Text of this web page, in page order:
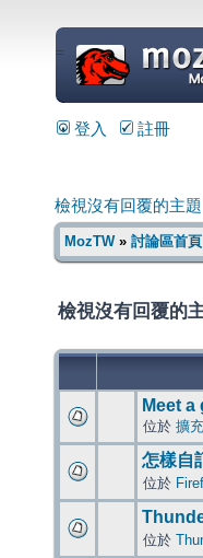
=
登入 註冊
檢視沒有回覆的主題
MozTW» 討論區首頁
檢視沒有回覆的
Meet
位於 擴
怎樣自
位於
位於